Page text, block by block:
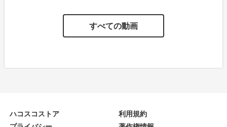
すべての動画
ハコスコストア
利用規約